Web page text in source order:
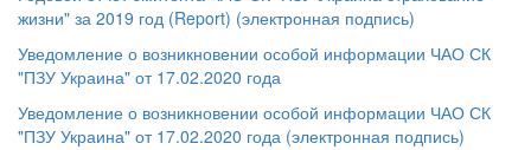
жизни" за 2019 год (Report) (электронная подпись)
Уведомление о возникновении особой информации ЧАО СК
"ПЗУ Украина" от 17.02.2020 года
Уведомление о возникновении особой информации ЧАО СК
"ПЗУ Украина" от 17.02.2020 года (электронная подпись)